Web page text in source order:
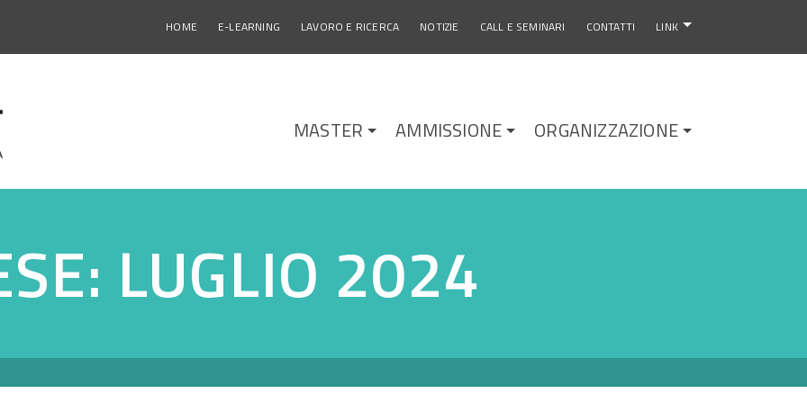
HOME E-LEARNING LAVORO E RICERCA NOTIZIE CALL E SEMINARI CONTATTI LINK
MASTER AMMISSIONE ORGANIZZAZIONE
LUGLIO 2024